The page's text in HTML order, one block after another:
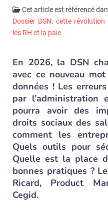
Cet article est référencé
Dossier DSN: cette
les RH et la paie
En 2026, la DSN
avec ce nouveau
données ! Les
par l’administration
pourra avoir des
droits sociaux des
comment les
Quels outils pour
Quelle est la place
bonnes pratiques ?
Ricard, Product
Cegid.